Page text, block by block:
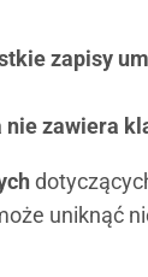
zapisy
nie zawiera
uniknąć